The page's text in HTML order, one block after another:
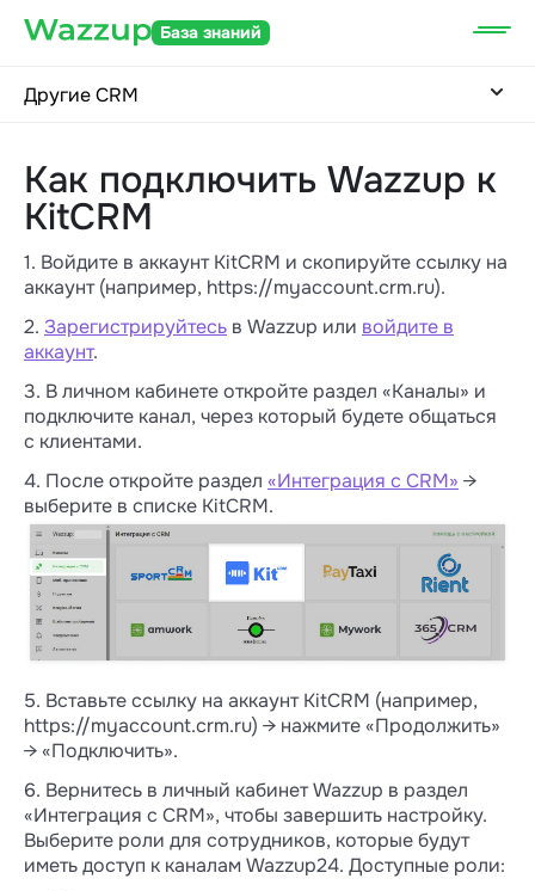
База знаний
Другие CRM
Как подключить Wazzup к
KitCRM
1. Войдите в аккаунт KitCRM и скопируйте ссылку на
аккаунт (например, https://myaccount.crm.ru).
2. Зарегистрируйтесь в Wazzup или войдите в
аккаунт.
3. В личном кабинете откройте раздел «Каналы» и
подключите канал, через который будете общаться
с клиентами.
4. После откройте раздел «Интеграция с CRM» →
выберите в списке KitCRM.
5. Вставьте ссылку на аккаунт KitCRM (например,
https://myaccount.crm.ru) → нажмите «Продолжить»
→ «Подключить».
6. Вернитесь в личный кабинет Wazzup в раздел
«Интеграция с CRM», чтобы завершить настройку.
Выберите роли для сотрудников, которые будут
иметь доступ к каналам Wazzup24. Доступные роли: